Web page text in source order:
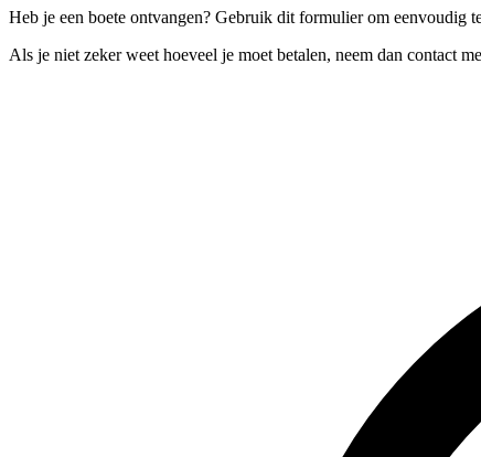
Heb je een boete ontvangen? Gebruik dit formulier om eenvoudig
Als je niet zeker weet hoeveel je moet betalen, neem dan contact